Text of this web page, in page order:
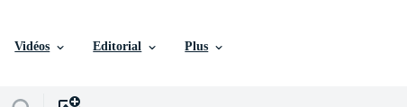
Vidéos Editorial Plus